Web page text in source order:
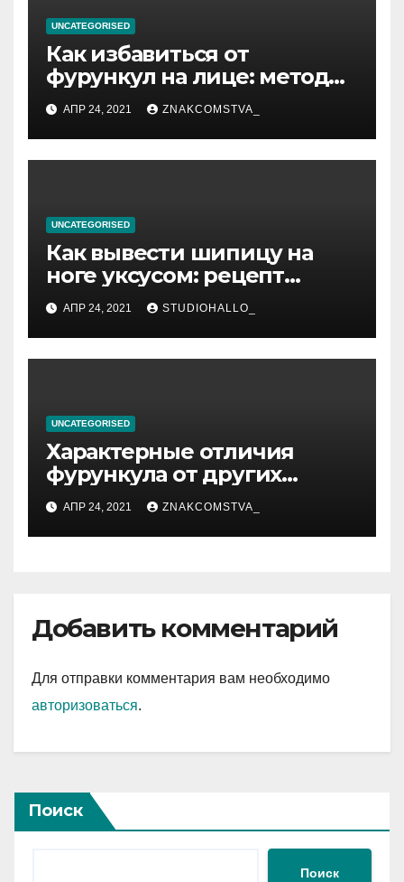
UNCATEGORISED
Как избавиться от
фурункул на лице: методы
лечения
АПР 24, 2021 ZNAKCOMSTVA_
UNCATEGORISED
Как вывести шипицу на
ноге уксусом: рецепт
приготовления
компрессов и теста
АПР 24, 2021 STUDIOHALLO_
UNCATEGORISED
Характерные отличия
фурункула от других
заболеваний
АПР 24, 2021 ZNAKCOMSTVA_
Добавить комментарий
Для отправки комментария вам необходимо
авторизоваться.
Поиск
Поиск